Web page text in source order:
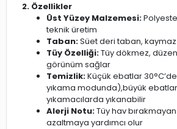
2. Özellikler
Üst Yüzey Malzemesi:
teknik üretim
Taban:Süet deri taban, kaymaz
Tüy Özelliği:Tüy dökmez,
görünüm sağlar
Temizlik:Küçük ebatlar
yıkama modunda),büyük
yıkamacılarda yıkanabilir
Alerji Notu:Tüy hav
azaltmaya yardımcı olur